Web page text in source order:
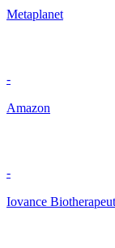
Metaplanet
-
Amazon
-
Iovance